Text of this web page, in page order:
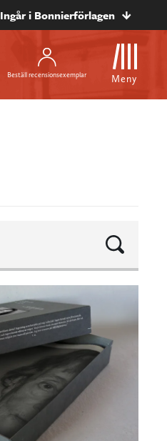
Ingår i Bonnierförlagen
Beställ recensionsexemplar Meny